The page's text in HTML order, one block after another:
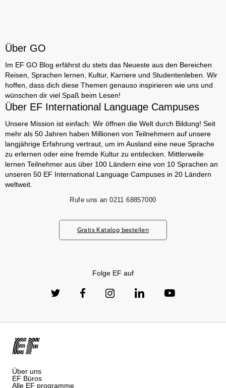
Über GO
Im EF GO Blog erfährst du stets das Neueste aus den Bereichen
Reisen, Sprachen lernen, Kultur, Karriere und Studentenleben. Wir
hoffen, dass dich diese Themen genauso inspirieren wie uns und
wünschen dir viel Spaß beim Lesen!
Über EF International Language Campuses
Unsere Mission ist einfach: Wir öffnen die Welt durch Bildung! Seit
mehr als 50 Jahren haben Millionen von Teilnehmern auf unsere
langjährige Erfahrung vertraut, um im Ausland eine neue Sprache
zu erlernen oder eine fremde Kultur zu entdecken. Mittlerweile
lernen Teilnehmer aus über 100 Ländern eine von 10 Sprachen an
unseren 50 EF International Language Campuses in 20 Ländern
weltweit.
Rufe uns an 0211 68857000
Gratis Katalog bestellen
Folge EF auf
Über uns
EF Büros
Alle EF programme